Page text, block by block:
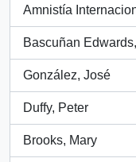
Amnistía
, 105 results
Bascuñan
, 1 results
González, José
, 1 results
Duffy, Peter
, 1 results
Brooks, Mary
, 1 results